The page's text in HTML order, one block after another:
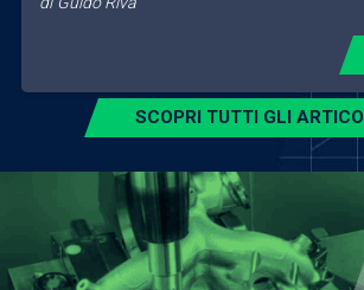
SCOPRI TUTTI GLI